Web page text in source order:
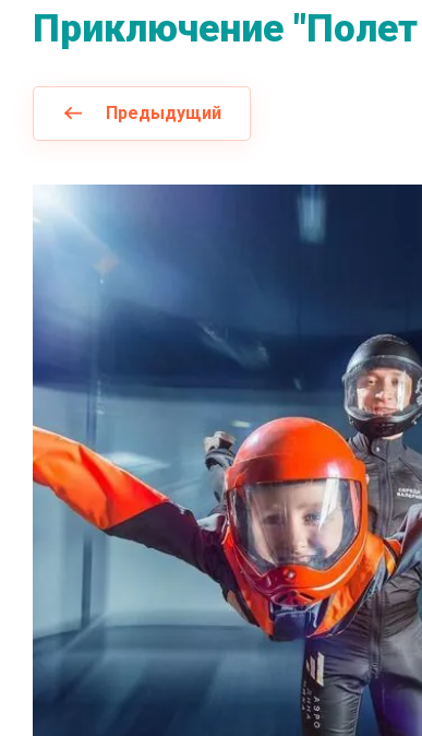
Приключение
Предыдущий